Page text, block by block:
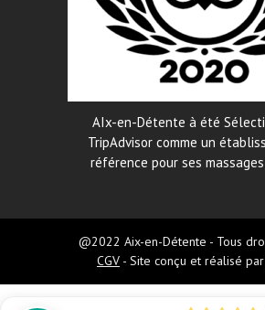
AIx-en-Détente à été
TripAdvisor comme un
référence pour ses
@2022 Aix-en-Détente - Tous
CGV - Site conçu et réalisé par